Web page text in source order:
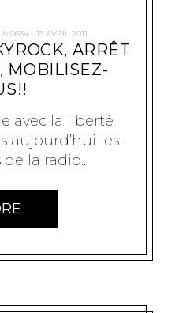
13 AVRIL 2011
ARRÊT
MOBILISEZ-
avec la liberté
aujourd’hui les
la radio..